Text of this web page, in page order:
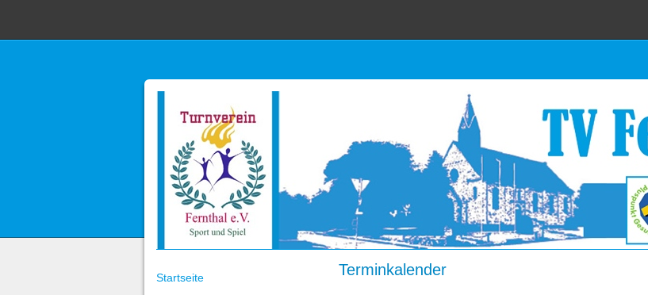
Startseite Terminkalender